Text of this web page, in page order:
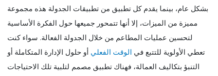
بشكل عام، بينما يقدم كل تطبيق من تطبيقات الجدولة هذه مجموعة
مميزة من الميزات، إلا أنها تتمحور جميعها حول الفكرة الأساسية
لتحسين عمليات المطاعم من خلال الجدولة الفعالة. سواء كنت
تعطي الأولوية للتتبع في الوقت الفعلي أو حلول الإدارة المتكاملة أو
التنبؤ بتكاليف العمالة، فهناك تطبيق مصمم لتلبية تلك الاحتياجات